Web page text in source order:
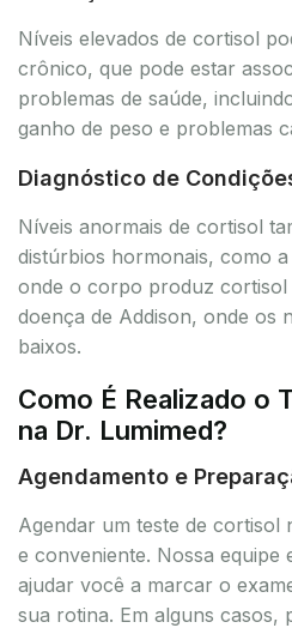
Níveis elevados de cortisol
crônico, que pode estar
problemas de saúde,
ganho de peso e problemas
Diagnóstico de
Níveis anormais de cortisol
distúrbios hormonais, como
onde o corpo produz cortisol
doença de Addison, onde os
baixos.
Como É Realizado o
na Dr. Lumimed?
Agendamento e
Agendar um teste de cortisol
e conveniente. Nossa equipe
ajudar você a marcar o
sua rotina. Em alguns casos,